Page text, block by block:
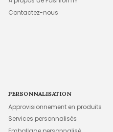
Contactez-nous
PERSONNALISATION
Approvisionnement en produits
Services personnalisés